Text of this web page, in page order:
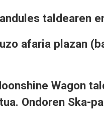
taldearen
afaria plazan
Wagon
Ondoren Ska-